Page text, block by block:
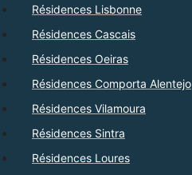
Résidences Lisbonne
Résidences Cascais
Résidences Oeiras
Résidences Comporta Alentejo
Résidences Vilamoura
Résidences Sintra
Résidences Loures